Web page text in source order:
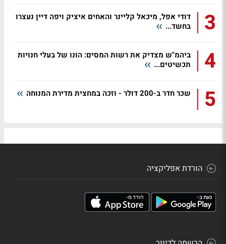
3
דודי אפל, מיכאל קליינר והאחים איציק ויפה דיין נעצרו
בחשד...
4
ביהמ"ש מצדיק את רשות המסים: הונו של בעלי חנויות
תכשיטים...
5 שכר חדר ב-200 דולר - וזכה במחצית מדירת המנוחה
הורדת אפליקציה